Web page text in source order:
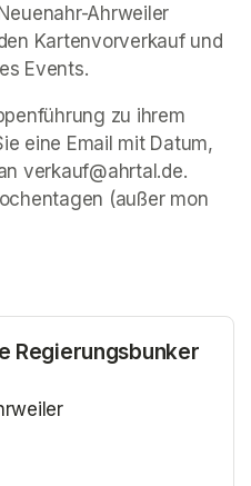
Ahrweiler
Kartenvorverkauf und
Events.
zu ihrem
eine Email mit Datum,
verkauf@ahrtal.de.
(außer mon
Regierungsbunker